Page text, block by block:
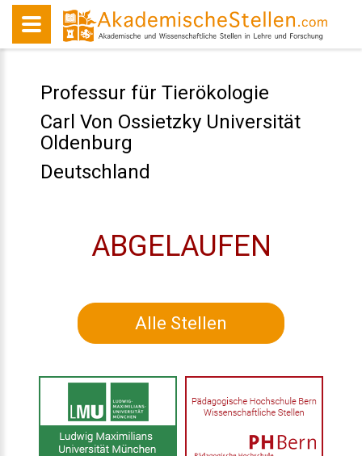
Professur für Tierökologie
Carl Von Ossietzky Universität
Oldenburg
Deutschland
ABGELAUFEN
Alle Stellen